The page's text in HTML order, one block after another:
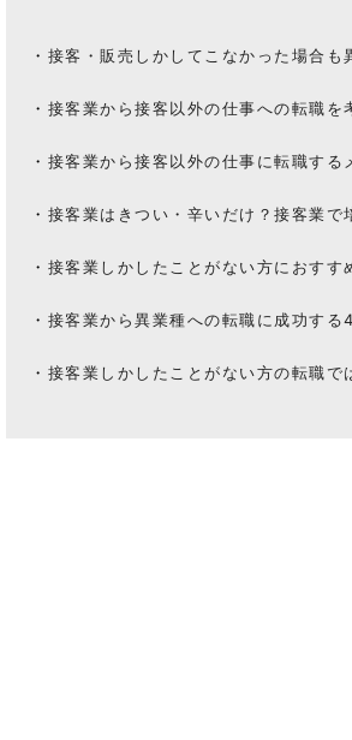
接客・販売しかしてこなかった場合も
接客業から接客以外の仕事への転職を
接客業から接客以外の仕事に転職する
接客業はきつい・辛いだけ？接客業で
接客業しかしたことがない方におすす
接客業から異業種への転職に成功する
接客業しかしたことがない方の転職で